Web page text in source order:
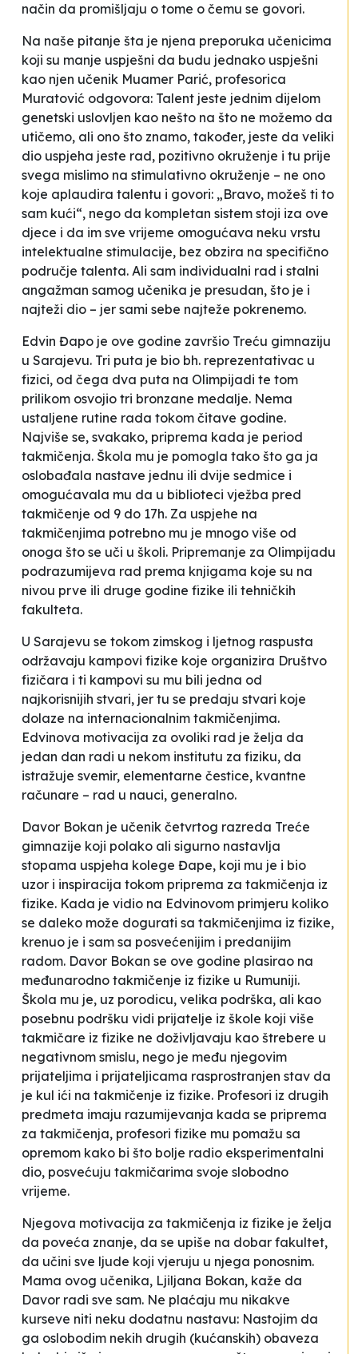
način da promišljaju o tome o čemu se govori.
Na naše pitanje šta je njena preporuka učenicima
koji su manje uspješni da budu jednako uspješni
kao njen učenik Muamer Parić, profesorica
Muratović odgovora: Talent jeste jednim dijelom
genetski uslovljen kao nešto na što ne možemo da
utičemo, ali ono što znamo, također, jeste da veliki
dio uspjeha jeste rad, pozitivno okruženje i tu prije
svega mislimo na stimulativno okruženje – ne ono
koje aplaudira talentu i govori: „Bravo, možeš ti to
sam kući“, nego da kompletan sistem stoji iza ove
djece i da im sve vrijeme omogućava neku vrstu
intelektualne stimulacije, bez obzira na specifično
područje talenta. Ali sam individualni rad i stalni
angažman samog učenika je presudan, što je i
najteži dio – jer sami sebe najteže pokrenemo.
Edvin Đapo je ove godine završio Treću gimnaziju
u Sarajevu. Tri puta je bio bh. reprezentativac u
fizici, od čega dva puta na Olimpijadi te tom
prilikom osvojio tri bronzane medalje. Nema
ustaljene rutine rada tokom čitave godine.
Najviše se, svakako, priprema kada je period
takmičenja. Škola mu je pomogla tako što ga ja
oslobađala nastave jednu ili dvije sedmice i
omogućavala mu da u biblioteci vježba pred
takmičenje od 9 do 17h. Za uspjehe na
takmičenjima potrebno mu je mnogo više od
onoga što se uči u školi. Pripremanje za Olimpijadu
podrazumijeva rad prema knjigama koje su na
nivou prve ili druge godine fizike ili tehničkih
fakulteta.
U Sarajevu se tokom zimskog i ljetnog raspusta
održavaju kampovi fizike koje organizira Društvo
fizičara i ti kampovi su mu bili jedna od
najkorisnijih stvari, jer tu se predaju stvari koje
dolaze na internacionalnim takmičenjima.
Edvinova motivacija za ovoliki rad je želja da
jedan dan radi u nekom institutu za fiziku, da
istražuje svemir, elementarne čestice, kvantne
računare – rad u nauci, generalno.
Davor Bokan je učenik četvrtog razreda Treće
gimnazije koji polako ali sigurno nastavlja
stopama uspjeha kolege Đape, koji mu je i bio
uzor i inspiracija tokom priprema za takmičenja iz
fizike. Kada je vidio na Edvinovom primjeru koliko
se daleko može dogurati sa takmičenjima iz fizike,
krenuo je i sam sa posvećenijim i predanijim
radom. Davor Bokan se ove godine plasirao na
međunarodno takmičenje iz fizike u Rumuniji.
Škola mu je, uz porodicu, velika podrška, ali kao
posebnu podršku vidi prijatelje iz škole koji više
takmičare iz fizike ne doživljavaju kao štrebere u
negativnom smislu, nego je među njegovim
prijateljima i prijateljicama rasprostranjen stav da
je kul ići na takmičenje iz fizike. Profesori iz drugih
predmeta imaju razumijevanja kada se priprema
za takmičenja, profesori fizike mu pomažu sa
opremom kako bi što bolje radio eksperimentalni
dio, posvećuju takmičarima svoje slobodno
vrijeme.
Njegova motivacija za takmičenja iz fizike je želja
da poveća znanje, da se upiše na dobar fakultet,
da učini sve ljude koji vjeruju u njega ponosnim.
Mama ovog učenika, Ljiljana Bokan, kaže da
Davor radi sve sam. Ne plaćaju mu nikakve
kurseve niti neku dodatnu nastavu: Nastojim da
ga oslobodim nekih drugih (kućanskih) obaveza